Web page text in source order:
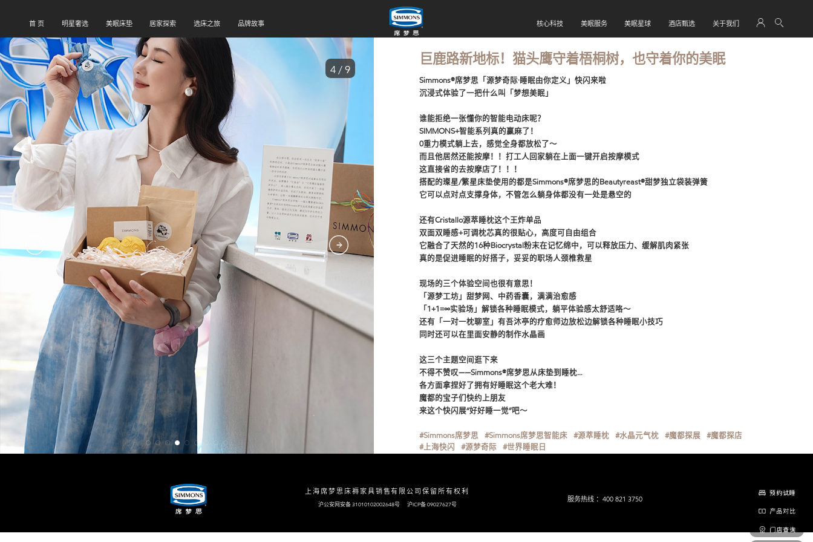
首 页 明星奢选 美眠床垫 居家探索 选床之旅 品牌故事 核心科技 美眠服务 美眠星球 酒店甄选 关于我们
4 / 9
巨鹿路新地标！猫头鹰守着梧桐树，也守着你的美眠
Simmons®席梦思「源梦奇际·睡眠由你定义」快闪来啦
沉浸式体验了一把什么叫「梦想美眠」
谁能拒绝一张懂你的智能电动床呢？
SIMMONS+智能系列真的赢麻了！
0重力模式躺上去，感觉全身都放松了～
而且他居然还能按摩！！打工人回家躺在上面一键开启按摩模式
这直接省的去按摩店了！！！
搭配的璨星/繁星床垫使用的都是Simmons®席梦思的Beautyreast®甜梦独立袋装弹簧
它可以点对点支撑身体，不管怎么躺身体都没有一处是悬空的
还有Cristallo源萃睡枕这个王炸单品
双面双睡感+可调枕芯真的很贴心，高度可自由组合
它融合了天然的16种Biocrystal粉末在记忆绵中，可以释放压力、缓解肌肉紧张
真的是促进睡眠的好搭子，妥妥的职场人颈椎救星
现场的三个体验空间也很有意思！
「源梦工坊」甜梦网、中药香囊，满满治愈感
「1+1=∞实验场」解锁各种睡眠模式，躺平体验感太舒适咯～
还有「一对一枕聊室」有吾沐亭的疗愈师边放松边解锁各种睡眠小技巧
同时还可以在里面安静的制作水晶画
这三个主题空间逛下来
不得不赞叹——Simmons®席梦思从床垫到睡枕…
各方面拿捏好了拥有好睡眠这个老大难！
魔都的宝子们快约上朋友
来这个快闪展“好好睡一觉”吧～
#Simmons席梦思 #Simmons席梦思智能床 #源萃睡枕 #水晶元气枕 #魔都探展
#魔都探店
#上海快闪
#源梦奇际 #世界睡眠日
上海席梦思床褥家具销售有限公司保留所有权利
沪公安网安备 31010102002648号 沪ICP备 09027627号
服务热线 ：400 821 3750